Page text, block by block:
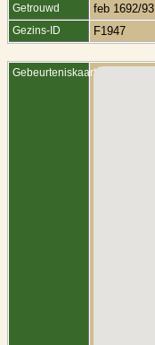
Getrouwd feb 1692/93
Gezins-ID F1947
Gebeurteniskaart